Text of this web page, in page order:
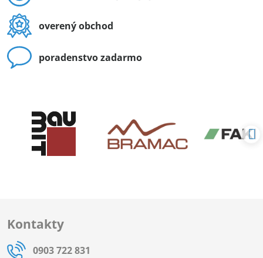
overený obchod
poradenstvo zadarmo
Kontakty
0903 722 831